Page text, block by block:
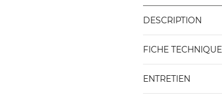
DESCRIPTION
FICHE TECHNIQUE
ENTRETIEN